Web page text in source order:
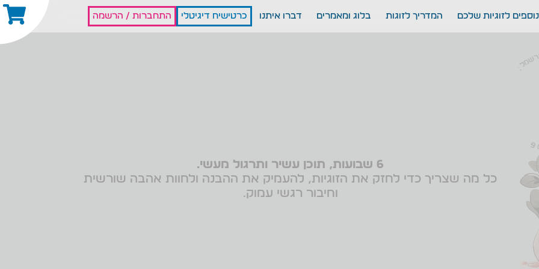
לזוגיות שלכם המדריך לזוגות בלוג ומאמרים דברו איתנו כרטישיח דיגיטלי התחברות / הרשמה
6 שבועות, תוכן עשיר ותרגול מעשי.
כל מה שצריך כדי לחזק את הזוגיות, להעמיק את ההבנה ולחוות אהבה שורשית
וחיבור רגשי עמוק.